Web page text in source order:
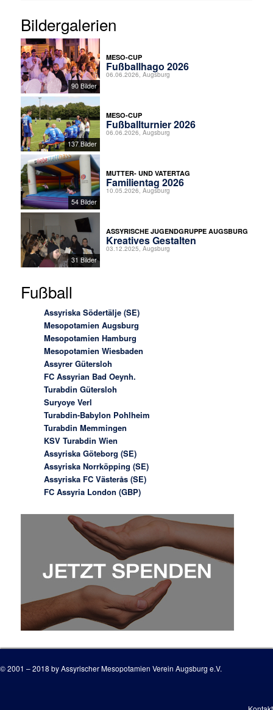
Bildergalerien
90 Bilder
MESO-CUP
Fußballhago 2026
06.06.2026, Augsburg
137 Bilder
MESO-CUP
Fußballturnier 2026
06.06.2026, Augsburg
54 Bilder
MUTTER- UND VATERTAG
Familientag 2026
10.05.2026, Augsburg
31 Bilder
ASSYRISCHE JUGENDGRUPPE AUGSBURG
Kreatives Gestalten
03.12.2025, Augsburg
Fußball
Assyriska Södertälje (SE)
Mesopotamien Augsburg
Mesopotamien Hamburg
Mesopotamien Wiesbaden
Assyrer Gütersloh
FC Assyrian Bad Oeynh.
Turabdin Gütersloh
Suryoye Verl
Turabdin-Babylon Pohlheim
Turabdin Memmingen
KSV Turabdin Wien
Assyriska Göteborg (SE)
Assyriska Norrköpping (SE)
Assyriska FC Västerås (SE)
FC Assyria London (GBP)
© 2001 – 2018 by Assyrischer Mesopotamien Verein Augsburg e.V.